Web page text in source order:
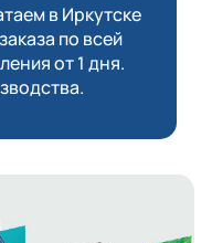
в Иркутске
по всей
от 1 дня.